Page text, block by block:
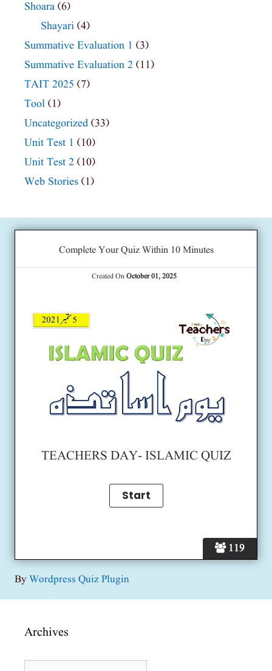
Shoara (6)
Shayari (4)
Summative Evaluation 1 (3)
Summative Evaluation 2 (11)
TAIT 2025 (7)
Tool (1)
Uncategorized (33)
Unit Test 1 (10)
Unit Test 2 (10)
Web Stories (1)
119
Complete Your Quiz Within 10 Minutes
Created OnOctober 01, 2025
TEACHERS DAY- ISLAMIC QUIZ
ByWordpress Quiz Plugin
Archives